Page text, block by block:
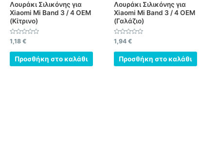
Λουράκι Σιλικόνης για
Xiaomi Mi Band 3 / 4 OEM
(Κίτρινο)
Βαθμολογήθηκε
με
0
από
1,18 €
Προσθήκη στο καλάθι
Λουράκι Σιλικόνης για
Xiaomi Mi Band 3 / 4 OEM
(Γαλάζιο)
Βαθμολογήθηκε
με
0
από
1,94 €
Προσθήκη στο καλάθι